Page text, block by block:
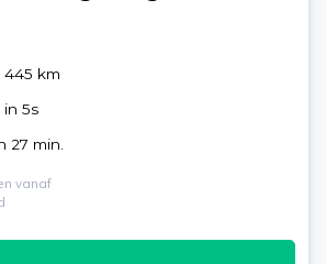
445 km
in 5s
27 min.
vanaf